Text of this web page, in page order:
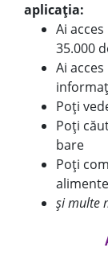
aplicația:
Ai
35.000
Ai
Poți
Poți
bare
Poți
și multe